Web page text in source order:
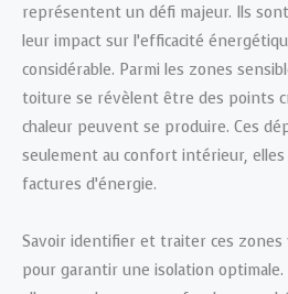
représentent un défi majeur. Ils
leur impact sur l’efficacité
considérable. Parmi les zones
toiture se révèlent être des points
chaleur peuvent se produire. Ces
seulement au confort intérieur,
factures d’énergie.
Savoir identifier et traiter ces zones
pour garantir une isolation